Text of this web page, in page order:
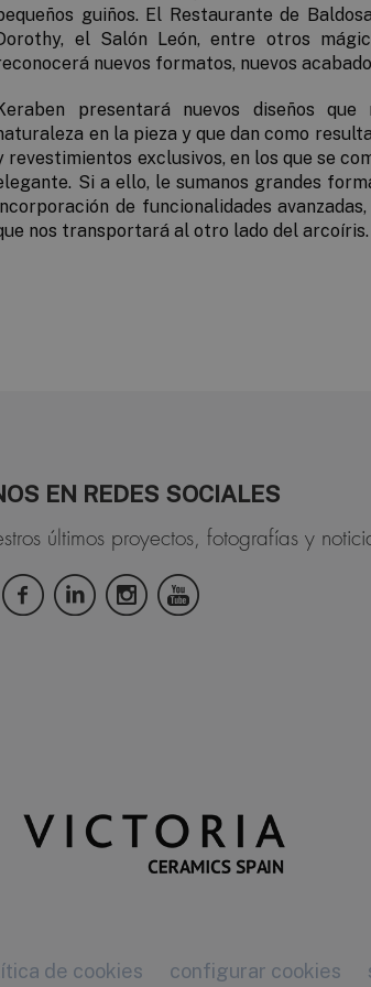
guiños. El Restaurante de
el Salón León,entre otros
nuevos formatos, nuevos
presentará nuevos diseños
en la pieza y que dan como
revestimientos exclusivos, en los que se
Si a ello, le sumanos grandes
de funcionalidades
nos transportará al otro lado del arcoíris.
EN REDES SOCIALES
últimos proyectos, fotografías y
de cookies configurar cookies